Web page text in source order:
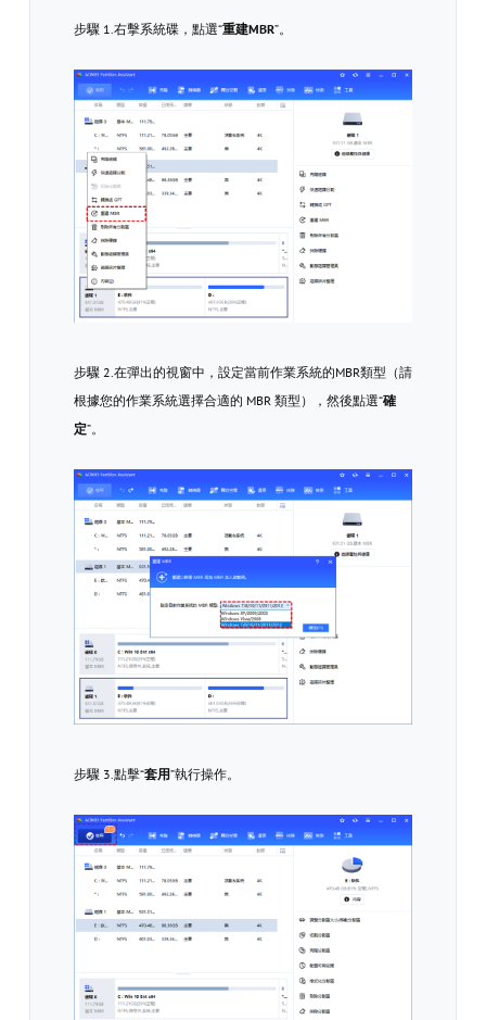
步驟 1.右擊系統碟，點選“重建MBR”。
步驟 2.在彈出的視窗中，設定當前作業系統的MBR類型（請
根據您的作業系統選擇合適的 MBR 類型），然後點選“確
定”。
步驟 3.點擊“套用”執行操作。